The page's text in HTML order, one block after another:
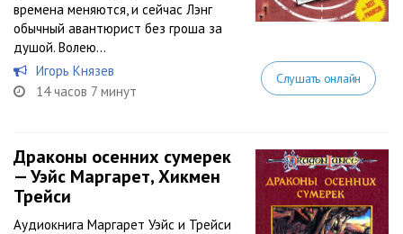
времена меняются, и сейчас Лэнг
обычный авантюрист без гроша за
душой. Волею...
Игорь Князев
14 часов 7 минут
Слушать онлайн
Драконы осенних сумерек
— Уэйс Маргарет, Хикмен
Трейси
Аудиокнига Маргарет Уэйс и Трейси